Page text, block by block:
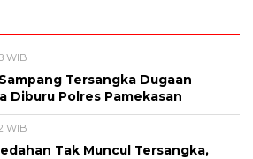
WIB
Tersangka Dugaan
Diburu Polres Pamekasan
WIB
Tak Muncul Tersangka,